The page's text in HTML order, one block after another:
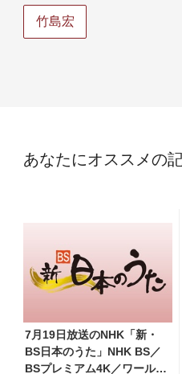
竹島宏
あなたにオススメの
7月19日放送のNHK「新・
BS日本のうた」NHK BS／
BSプレミアム4K／ワール